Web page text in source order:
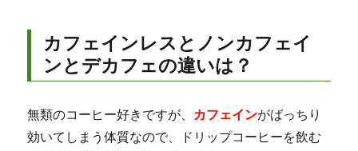
カフェインレスとノンカフェイ
ンとデカフェの違いは？
無類のコーヒー好きですが、 カフェインがばっちり
効いてしまう体質なので、ドリップコーヒーを飲む